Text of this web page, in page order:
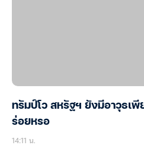
ทรัมป์โว สหรัฐฯ ยังมีอาวุธเ
ร่อยหรอ
14:11 น.